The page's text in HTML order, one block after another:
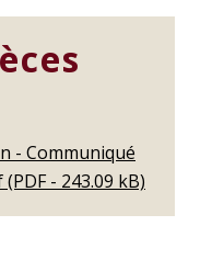
- Communiqué
- 243.09 kB)